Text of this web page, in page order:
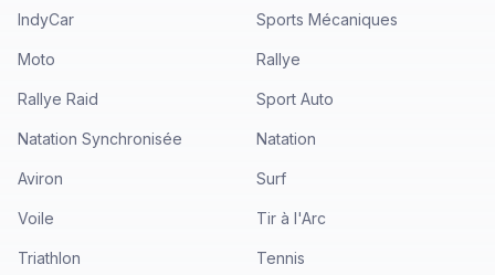
IndyCar Sports Mécaniques
Moto Rallye
Rallye Raid Sport Auto
Natation Synchronisée Natation
Aviron Surf
Voile Tir à l'Arc
Triathlon Tennis